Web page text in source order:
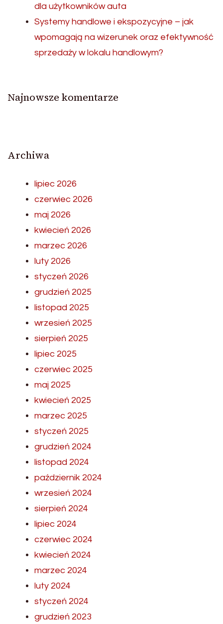
dla użytkowników auta
Systemy handlowe i ekspozycyjne – jak
wpomagają na wizerunek oraz efektywność
sprzedaży w lokalu handlowym?
Najnowsze komentarze
Archiwa
lipiec 2026
czerwiec 2026
maj 2026
kwiecień 2026
marzec 2026
luty 2026
styczeń 2026
grudzień 2025
listopad 2025
wrzesień 2025
sierpień 2025
lipiec 2025
czerwiec 2025
maj 2025
kwiecień 2025
marzec 2025
styczeń 2025
grudzień 2024
listopad 2024
październik 2024
wrzesień 2024
sierpień 2024
lipiec 2024
czerwiec 2024
kwiecień 2024
marzec 2024
luty 2024
styczeń 2024
grudzień 2023